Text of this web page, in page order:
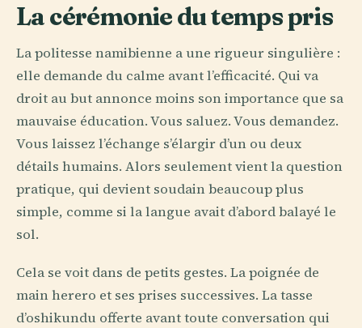
La cérémonie du temps pris
La politesse namibienne a une rigueur singulière :
elle demande du calme avant l’efficacité. Qui va
droit au but annonce moins son importance que sa
mauvaise éducation. Vous saluez. Vous demandez.
Vous laissez l’échange s’élargir d’un ou deux
détails humains. Alors seulement vient la question
pratique, qui devient soudain beaucoup plus
simple, comme si la langue avait d’abord balayé le
sol.
Cela se voit dans de petits gestes. La poignée de
main herero et ses prises successives. La tasse
d’oshikundu offerte avant toute conversation qui